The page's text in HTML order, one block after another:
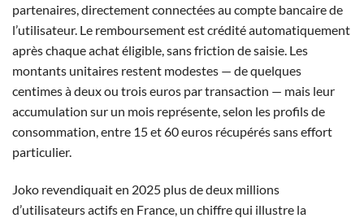
partenaires, directement connectées au compte bancaire de
l’utilisateur. Le remboursement est crédité automatiquement
après chaque achat éligible, sans friction de saisie. Les
montants unitaires restent modestes — de quelques
centimes à deux ou trois euros par transaction — mais leur
accumulation sur un mois représente, selon les profils de
consommation, entre 15 et 60 euros récupérés sans effort
particulier.
Joko revendiquait en 2025 plus de deux millions
d’utilisateurs actifs en France, un chiffre qui illustre la